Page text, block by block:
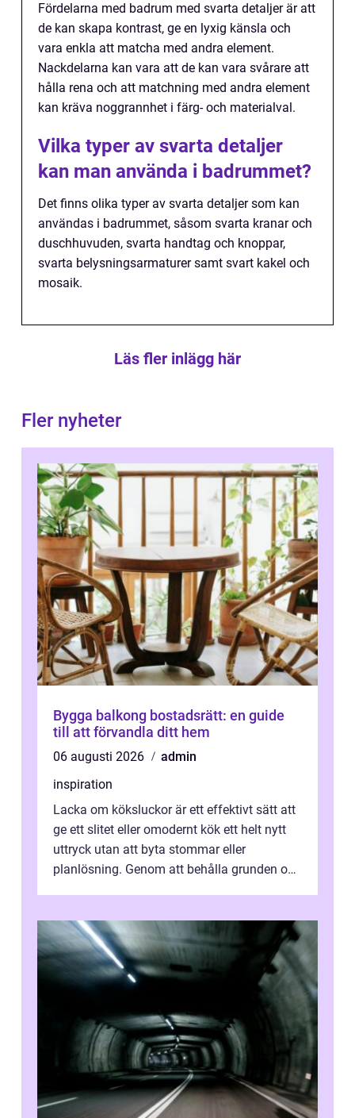
Fördelarna med badrum med svarta detaljer är att
de kan skapa kontrast, ge en lyxig känsla och
vara enkla att matcha med andra element.
Nackdelarna kan vara att de kan vara svårare att
hålla rena och att matchning med andra element
kan kräva noggrannhet i färg- och materialval.
Vilka typer av svarta detaljer
kan man använda i badrummet?
Det finns olika typer av svarta detaljer som kan
användas i badrummet, såsom svarta kranar och
duschhuvuden, svarta handtag och knoppar,
svarta belysningsarmaturer samt svart kakel och
mosaik.
Läs fler inlägg här
Fler nyheter
Bygga balkong bostadsrätt: en guide
till att förvandla ditt hem
06 augusti 2026
admin
inspiration
Lacka om köksluckor är ett effektivt sätt att
ge ett slitet eller omodernt kök ett helt nytt
uttryck utan att byta stommar eller
planlösning. Genom att behålla grunden och